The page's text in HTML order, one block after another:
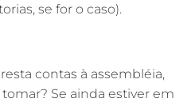
se for o caso).
contas à assembléia,
Se ainda estiver em